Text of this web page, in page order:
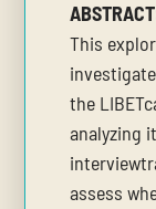
This
the
analyzing
assess